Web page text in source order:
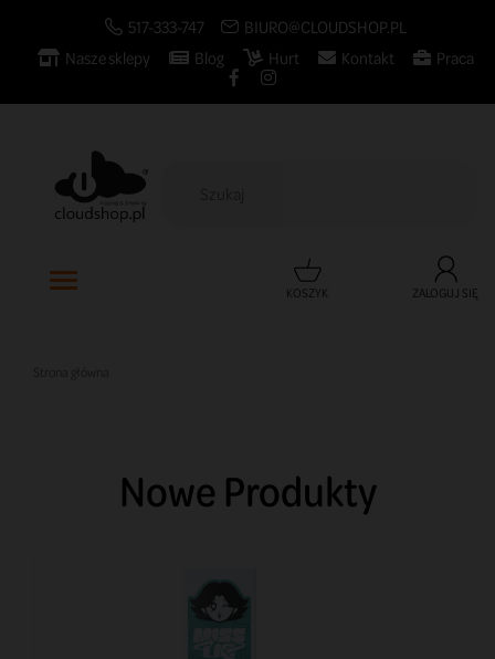
517-333-747
BIURO@CLOUDSHOP.PL
Nasze sklepy
Blog Hurt Kontakt Praca
KOSZYK ZALOGUJ SIĘ
Nowe Produkty